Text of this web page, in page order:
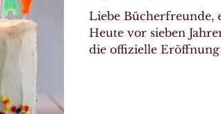
Liebe Bücherfreunde,
Heute vor sieben
die offizielle